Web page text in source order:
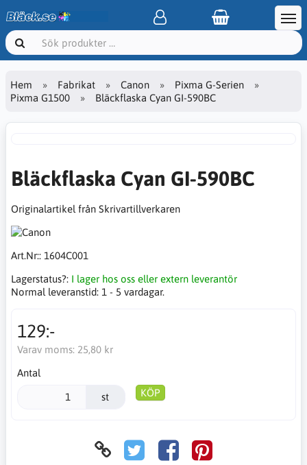
Hem Fabrikat Canon
Pixma G-Serien
Pixma G1500
Bläckflaska Cyan GI-590BC
Bläckflaska Cyan GI-590BC
Originalartikel från Skrivartillverkaren
Art.Nr:: 1604C001
Lagerstatus?: I lager hos oss eller extern leverantör
Normal leveranstid: 1 - 5 vardagar.
129:-
Varav moms: 25,80 kr
Antal
st KÖP